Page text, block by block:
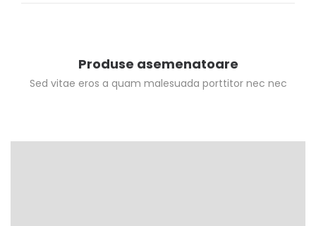
Produse asemenatoare
Sed vitae eros a quam malesuada porttitor nec nec